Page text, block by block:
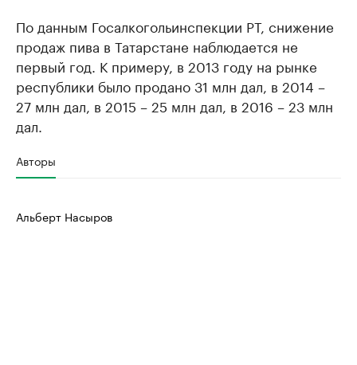
По данным Госалкогольинспекции РТ, снижение
продаж пива в Татарстане наблюдается не
первый год. К примеру, в 2013 году на рынке
республики было продано 31 млн дал, в 2014 –
27 млн дал, в 2015 – 25 млн дал, в 2016 – 23 млн
дал.
Авторы
Альберт Насыров